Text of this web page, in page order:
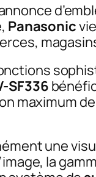
Panasonic
SF336
maximum
une
la